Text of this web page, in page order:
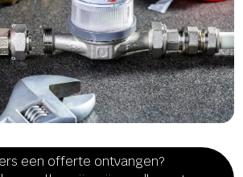
een offerte ontvangen?